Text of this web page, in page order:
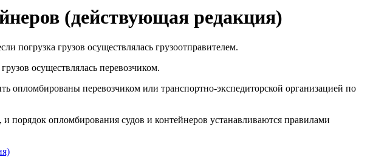
(действующая редакция)
погрузка грузов осуществлялась грузоотправителем.
осуществлялась перевозчиком.
перевозчиком или транспортно-экспедиторской организацией по
порядок опломбирования судов и контейнеров устанавливаются правилами